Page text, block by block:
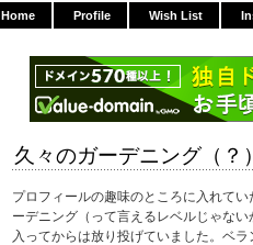
Home Profile Wish List
久々のガーデニング（？）
プロフィールの趣味のところに入れて
ーデニング（って言えるレベルじゃな
入ってからは放り投げていました。ベ